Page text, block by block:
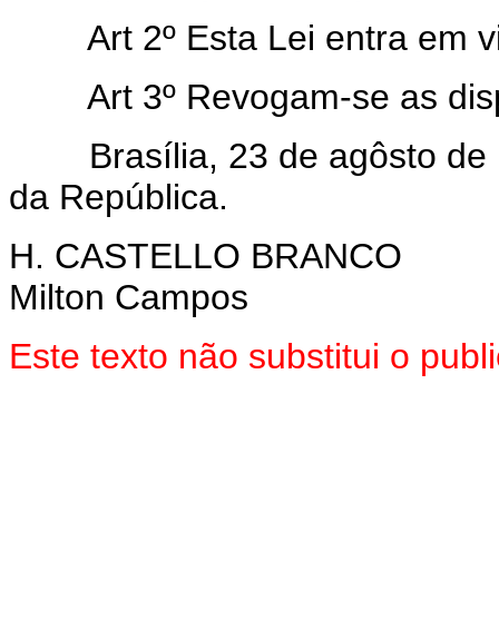
Art 2º Esta Lei entra em
Art 3º Revogam-se as
Brasília, 23 de agôsto de
da República.
H. CASTELLO BRANCO
Milton Campos
Este texto não substitui o